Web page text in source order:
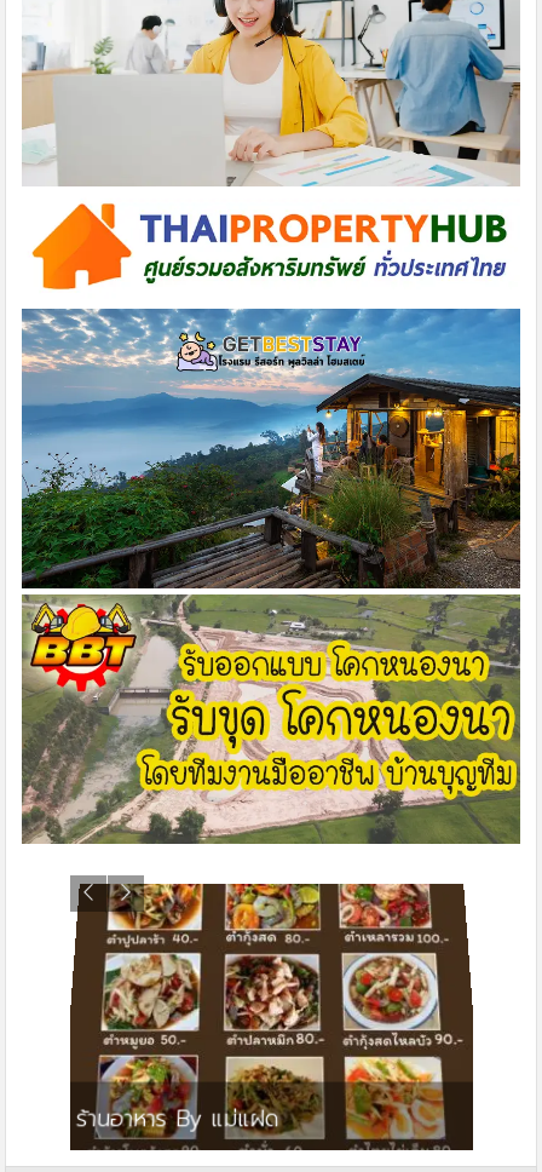
ร้านอาหาร By แม่แฝด